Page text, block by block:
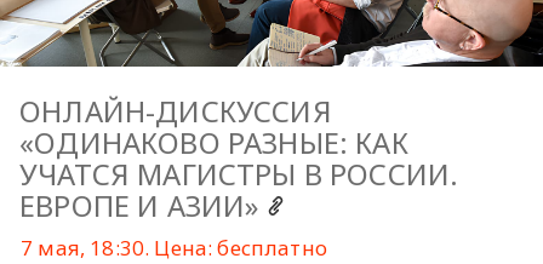
ОНЛАЙН-ДИСКУССИЯ
«ОДИНАКОВО РАЗНЫЕ: КАК
УЧАТСЯ МАГИСТРЫ В РОССИИ.
ЕВРОПЕ И АЗИИ»
7 мая, 18:30. Цена: бесплатно